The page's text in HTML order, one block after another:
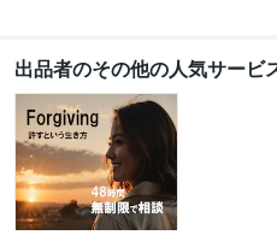
得意分野
悩み相談・カウンセリング
人間関係・仕事
愚痴・不満・その他
出品者のその他の人気サービ